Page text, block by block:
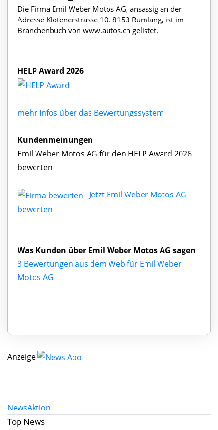
Die Firma Emil Weber Motos AG, ansässig an der
Adresse Klotenerstrasse 10, 8153 Rümlang, ist im
Branchenbuch von www.autos.ch gelistet.
HELP Award 2026
mehr Infos über das Bewertungssystem
Kundenmeinungen
Emil Weber Motos AG für den HELP Award 2026
bewerten
Jetzt Emil Weber Motos AG
bewerten
Was Kunden über Emil Weber Motos AG sagen
3 Bewertungen aus dem Web für Emil Weber
Motos AG
Anzeige
NewsAktion
Top News